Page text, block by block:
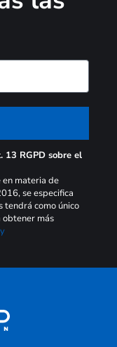
RGPD sobre el
materia de
se especifica
como único
obtener más